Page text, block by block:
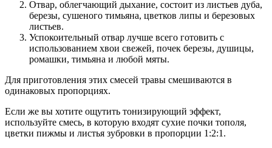
Отвар, облегчающий дыхание, состоит из листьев дуба,
березы, сушеного тимьяна, цветков липы и березовых
листьев.
Успокоительный отвар лучше всего готовить с
использованием хвои свежей, почек березы, душицы,
ромашки, тимьяна и любой мяты.
Для приготовления этих смесей травы смешиваются в
одинаковых пропорциях.
Если же вы хотите ощутить тонизирующий эффект,
используйте смесь, в которую входят сухие почки тополя,
цветки пижмы и листья зубровки в пропорции 1:2:1.